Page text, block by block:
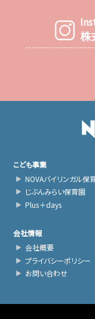
株
こども事業
NOVAバイリンガル保
じぶんみらい保育園
Plus＋days
会社情報
会社概要
プライバシーポリシー
お問い合わせ